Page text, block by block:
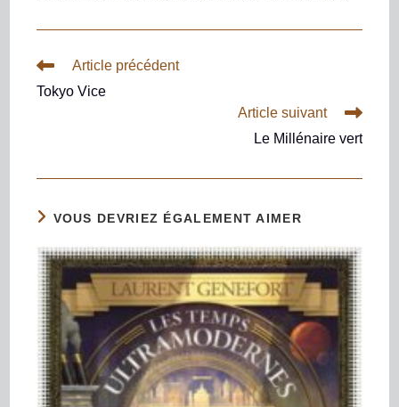
Article précédent
Tokyo Vice
Article suivant
Le Millénaire vert
VOUS DEVRIEZ ÉGALEMENT AIMER